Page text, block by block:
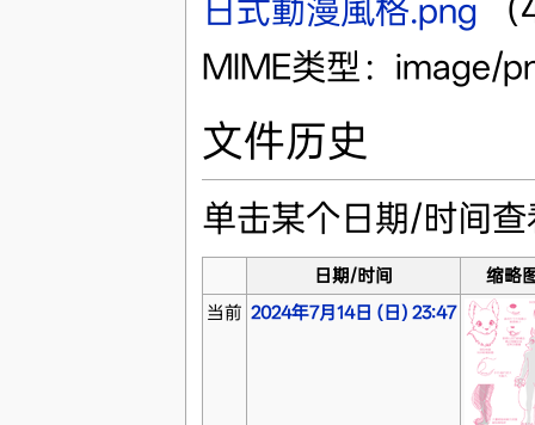
日式動漫風格.png
MIME类型：image/
文件历史
单击某个日期/时间
日期/时间
缩略
当前 2024年7月14日 (日) 23:47